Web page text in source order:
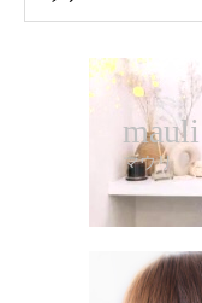
mauli
マウリ